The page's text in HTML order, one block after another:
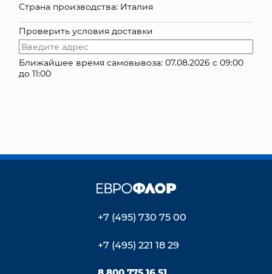
Страна производства: Италия
Проверить условия доставки
Ближайшее время самовывоза: 07.08.2026 с 09:00
до 11:00
+7 (495) 730 75 00
+7 (495) 221 18 29